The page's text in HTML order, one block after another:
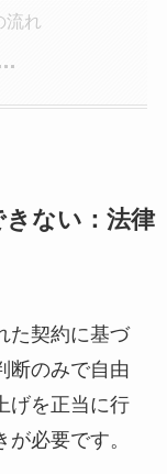
流れ
ない：法律
た契約に基づ
断のみで自由
げを正当に行
必要です。